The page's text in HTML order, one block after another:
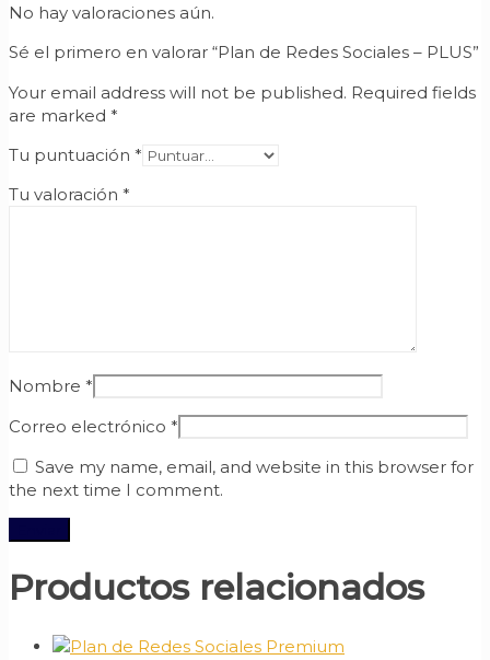
No hay valoraciones aún.
Sé el primero en valorar “Plan de Redes Sociales – PLUS”
Your email address will not be published. Required fields
are marked *
Tu puntuación *
Tu valoración *
Nombre *
Correo electrónico *
Save my name, email, and website in this browser for
the next time I comment.
Productos relacionados